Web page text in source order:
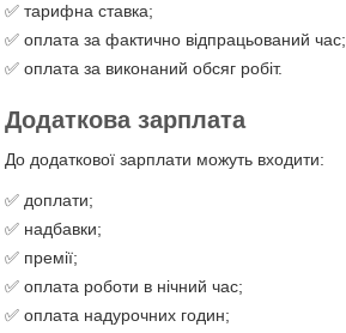
✅ тарифна ставка;
✅ оплата за фактично відпрацьований час;
✅ оплата за виконаний обсяг робіт.
Додаткова зарплата
До додаткової зарплати можуть входити:
✅ доплати;
✅ надбавки;
✅ премії;
✅ оплата роботи в нічний час;
✅ оплата надурочних годин;